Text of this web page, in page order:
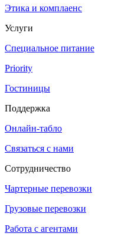
Этика и комплаенс
Услуги
Специальное питание
Priority
Гостиницы
Поддержка
Онлайн-табло
Связаться с нами
Сотрудничество
Чартерные перевозки
Грузовые перевозки
Работа с агентами